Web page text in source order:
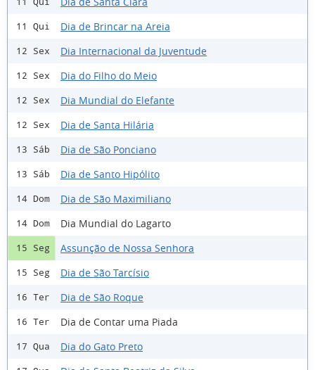
11 Qui Dia de Brincar na Areia
12 Sex Dia Internacional da Juventude
12 Sex Dia do Filho do Meio
12 Sex Dia Mundial do Elefante
12 Sex Dia de Santa Hilária
13 Sáb Dia de São Ponciano
13 Sáb Dia de Santo Hipólito
14 Dom Dia de São Maximiliano
14 Dom Dia Mundial do Lagarto
15 Seg Assunção de Nossa Senhora
15 Seg Dia de São Tarcísio
16 Ter Dia de São Roque
16 Ter Dia de Contar uma Piada
17 Qua Dia do Gato Preto